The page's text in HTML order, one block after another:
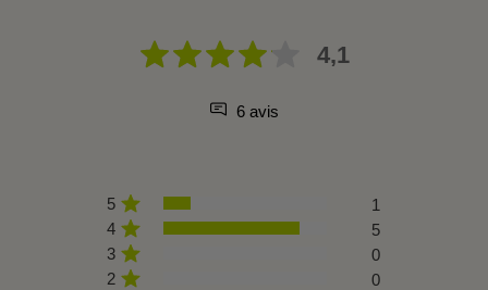
4,1
6 avis
5
1
4
5
3
0
2
0